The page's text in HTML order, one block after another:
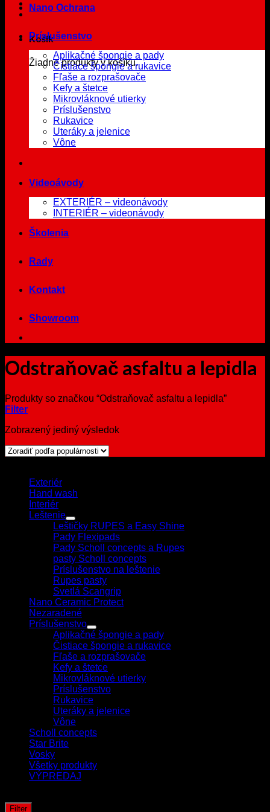
Košík
Žiadne produkty v košíku.
Nano Ochrana
Príslušenstvo
Aplikačné špongie a pady
Čistiace špongie a rukavice
Fľaše a rozprašovače
Kefy a štetce
Mikrovláknové utierky
Príslušenstvo
Rukavice
Uteráky a jelenice
Vône
Videoávody
EXTERIÉR – videonávody
INTERIÉR – videonávody
Školenia
Rady
Kontakt
Showroom
Odstraňovač asfaltu a lepidla
Produkty so značkou “Odstraňovač asfaltu a lepidla”
Filter
Zobrazený jediný výsledok
Exteriér
Hand wash
Interiér
Leštenie
Leštičky RUPES a Easy Shine
Pady Flexipads
Pady Scholl concepts a Rupes
pasty Scholl concepts
Príslušenstvo na leštenie
Rupes pasty
Svetlá Scangrip
Nano Ceramic Protect
Nezaradené
Príslušenstvo
Aplikačné špongie a pady
Čistiace špongie a rukavice
Fľaše a rozprašovače
Kefy a štetce
Mikrovláknové utierky
Príslušenstvo
Rukavice
Uteráky a jelenice
Vône
Scholl concepts
Star Brite
Vosky
Všetky produkty
VÝPREDAJ
Filter